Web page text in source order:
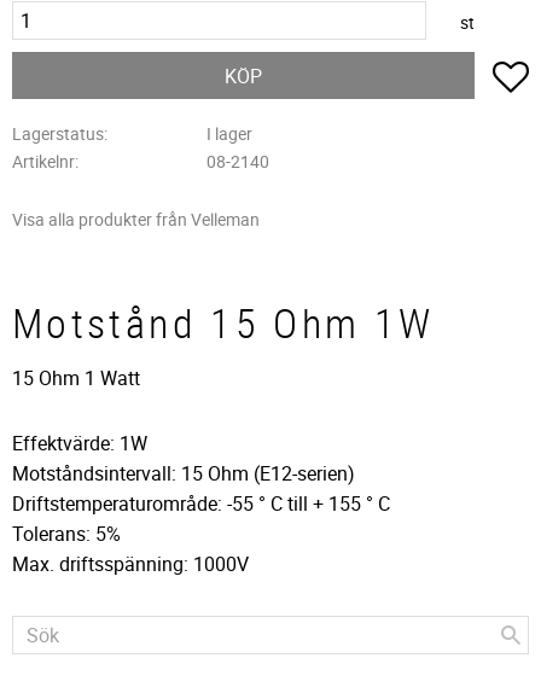
st
KÖP
Lagerstatus
I lager
Artikelnr
08-2140
Visa alla produkter från Velleman
Motstånd 15 Ohm 1W
15 Ohm 1 Watt
Effektvärde: 1W
Motståndsintervall: 15 Ohm (E12-serien)
Driftstemperaturområde: -55 ° C till + 155 ° C
Tolerans: 5%
Max. driftsspänning: 1000V